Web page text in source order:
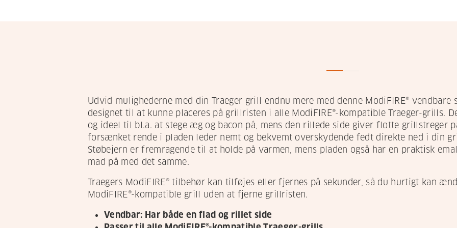
Udvid mulighederne med din Traeger grill endnu mere med denne ModiFIRE® vendbare
designet til at kunne placeres på grillristen i alle ModiFIRE®-kompatible Traeger-grills.
og ideel til bl.a. at stege æg og bacon på, mens den rillede side giver flotte grillstreger
forsænket rende i pladen leder nemt og bekvemt overskydende fedt direkte ned i din
Støbejern er fremragende til at holde på varmen, mens pladen også har en praktisk
mad på med det samme.
Traegers ModiFIRE® tilbehør kan tilføjes eller fjernes på sekunder, så du hurtigt kan
ModiFIRE®-kompatible grill uden at fjerne grillristen.
Vendbar: Har både en flad og rillet side